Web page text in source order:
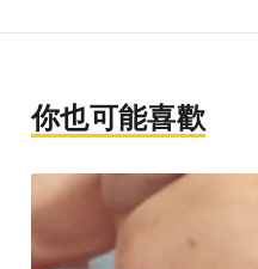
你也可能喜歡